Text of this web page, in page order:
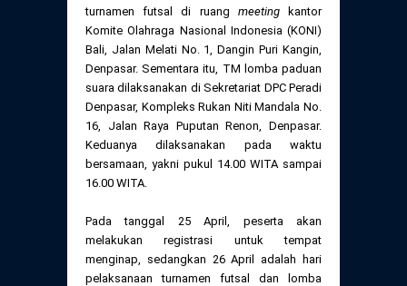
turnamen futsal di ruang meetingkantor
Komite Olahraga Nasional Indonesia (KONI)
Bali, Jalan Melati No. 1, Dangin Puri Kangin,
Denpasar. Sementara itu, TM lomba paduan
suara dilaksanakan di Sekretariat DPC Peradi
Denpasar, Kompleks Rukan Niti Mandala No.
16, Jalan Raya Puputan Renon, Denpasar.
Keduanya dilaksanakan pada waktu
bersamaan, yakni pukul 14.00 WITA sampai
16.00 WITA.
Pada tanggal 25 April, peserta akan
melakukan registrasi untuk tempat
menginap, sedangkan 26 April adalah hari
pelaksanaan turnamen futsal dan lomba